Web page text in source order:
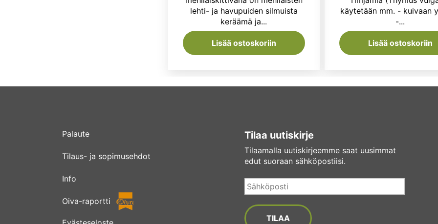
lehti- ja havupuiden silmuista
keräämä ja...
Lisää ostoskoriin
käytetään mm. - kuivaan
-...
Lisää ostoskoriin
Palaute
Tilaus- ja sopimusehdot
Info
Oiva-raportti
Tilaa uutiskirje
Tilaamalla uutiskirjeemme saat uusimmat
edut suoraan sähköpostiisi.
Sähköposti